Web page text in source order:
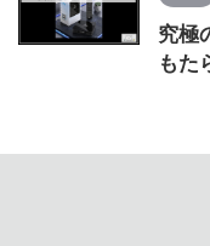
究極
もた